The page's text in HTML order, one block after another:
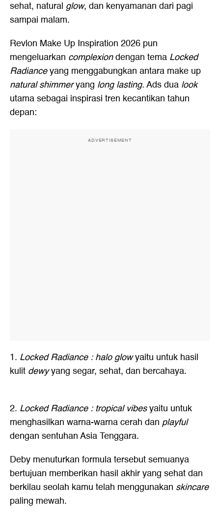
sehat, natural glow, dan kenyamanan dari pagi
sampai malam.
Revlon Make Up Inspiration 2026 pun
mengeluarkan complexiondengan tema Locked
Radianceyang menggabungkan antara make up
natural shimmeryang long lasting.Ads dua look
utama sebagai inspirasi tren kecantikan tahun
depan:
ADVERTISEMENT
1. Locked Radiance : halo glowyaitu untuk hasil
kulit dewyyang segar, sehat, dan bercahaya.
2. Locked Radiance : tropical vibesyaitu untuk
menghasilkan warna-warna cerah dan playful
dengan sentuhan Asia Tenggara.
Deby menuturkan formula tersebut semuanya
bertujuan memberikan hasil akhir yang sehat dan
berkilau seolah kamu telah menggunakan skincare
paling mewah.